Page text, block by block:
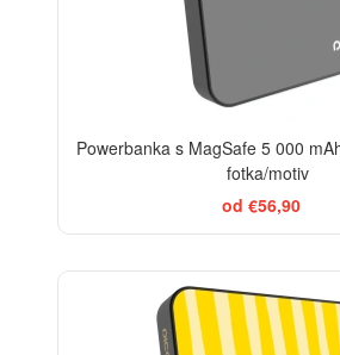
Powerbanka s MagSafe 5 000
fotka/motiv
od €56,90